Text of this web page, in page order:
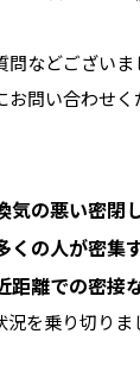
問などございま
問い合わせく
気の悪い密閉
くの人が密集
距離での密接
を乗り切りま